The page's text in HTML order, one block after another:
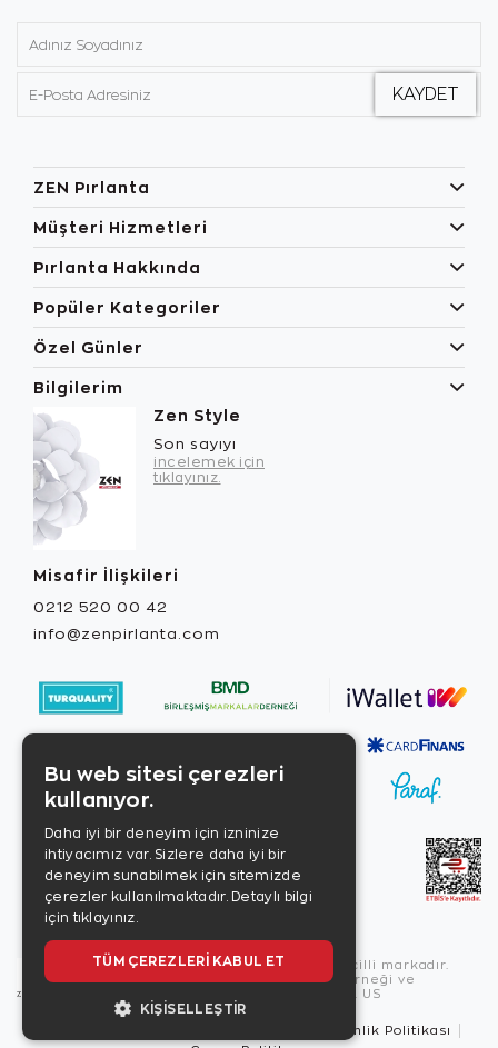
ZEN Pırlanta
Müşteri Hizmetleri
Pırlanta Hakkında
Popüler Kategoriler
Özel Günler
Bilgilerim
Zen Style
Son sayıyı
incelemek için
tıklayınız.
Misafir İlişkileri
0212 520 00 42
info@zenpirlanta.com
Copyright © 2026, Zen Diamond tescilli markadır.
Zen Diamond Birleşmiş Markalar Derneği ve
Turquality Destek Programı üyesidir. US
Güvenlik Politikası
Bu web sitesi çerezleri
kullanıyor.
Daha iyi bir deneyim için izninize
ihtiyacımız var. Sizlere daha iyi bir
deneyim sunabilmek için sitemizde
çerezler kullanılmaktadır. Detaylı bilgi
için tıklayınız.
TÜM ÇEREZLERI KABUL ET
KIŞISELLEŞTIR